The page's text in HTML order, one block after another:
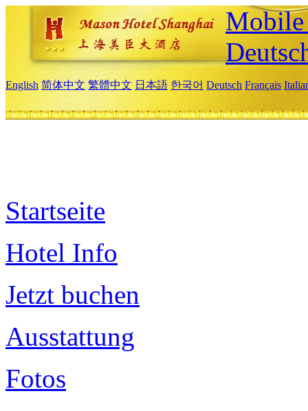
English 简体中文 繁體中文 日本語 한국어 Deutsch Français
Startseite
Hotel Info
Jetzt buchen
Ausstattung
Fotos